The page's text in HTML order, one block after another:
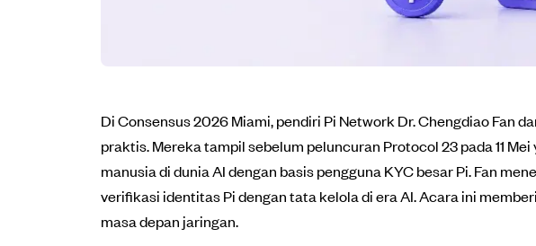
Di Consensus 2026 Miami, pendiri Pi Network Dr. Chengdiao Fan
praktis. Mereka tampil sebelum peluncuran Protocol 23 pada 11
manusia di dunia AI dengan basis pengguna KYC besar Pi. Fan
verifikasi identitas Pi dengan tata kelola di era AI. Acara ini
masa depan jaringan.